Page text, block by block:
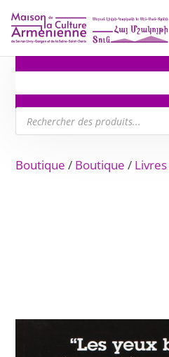
Recherche
de
produits
Boutique / Boutique / Livres